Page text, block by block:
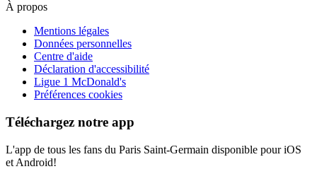
À propos
Mentions légales
Données personnelles
Centre d'aide
Déclaration d'accessibilité
Ligue 1 McDonald's
Préférences cookies
Téléchargez notre app
L'app de tous les fans du Paris Saint-Germain disponible pour iOS
et Android!